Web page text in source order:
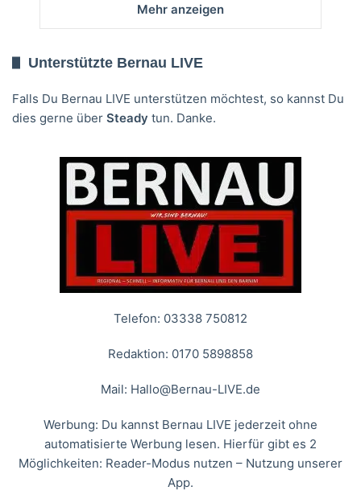
Mehr anzeigen
Unterstützte Bernau LIVE
Falls Du Bernau LIVE unterstützen möchtest, so kannst Du
dies gerne über Steady tun. Danke.
Telefon: 03338 750812
Redaktion: 0170 5898858
Mail: Hallo@Bernau-LIVE.de
Werbung: Du kannst Bernau LIVE jederzeit ohne
automatisierte Werbung lesen. Hierfür gibt es 2
Möglichkeiten: Reader-Modus nutzen – Nutzung unserer
App.